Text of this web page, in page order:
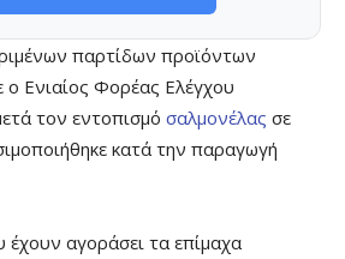
παρτίδων προϊόντων
Ενιαίος Φορέας Ελέγχου
τον εντοπισμό σαλμονέλας σε
κατά την παραγωγή
αγοράσει τα επίμαχα